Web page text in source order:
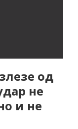
од
не
и не